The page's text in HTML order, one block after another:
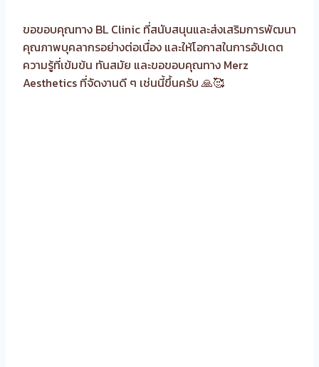
ขอขอบคุณทาง BL Clinic ที่สนับสนุนและส่งเสริมการพัฒนา
คุณภาพบุคลากรอย่างต่อเนื่อง และให้โอกาสในการอัปเดต
ความรู้ที่เข้มข้น ทันสมัย และขอขอบคุณทาง Merz
Aesthetics ที่จัดงานดี ๆ เช่นนี้ขึ้นครับ 🙏🥰